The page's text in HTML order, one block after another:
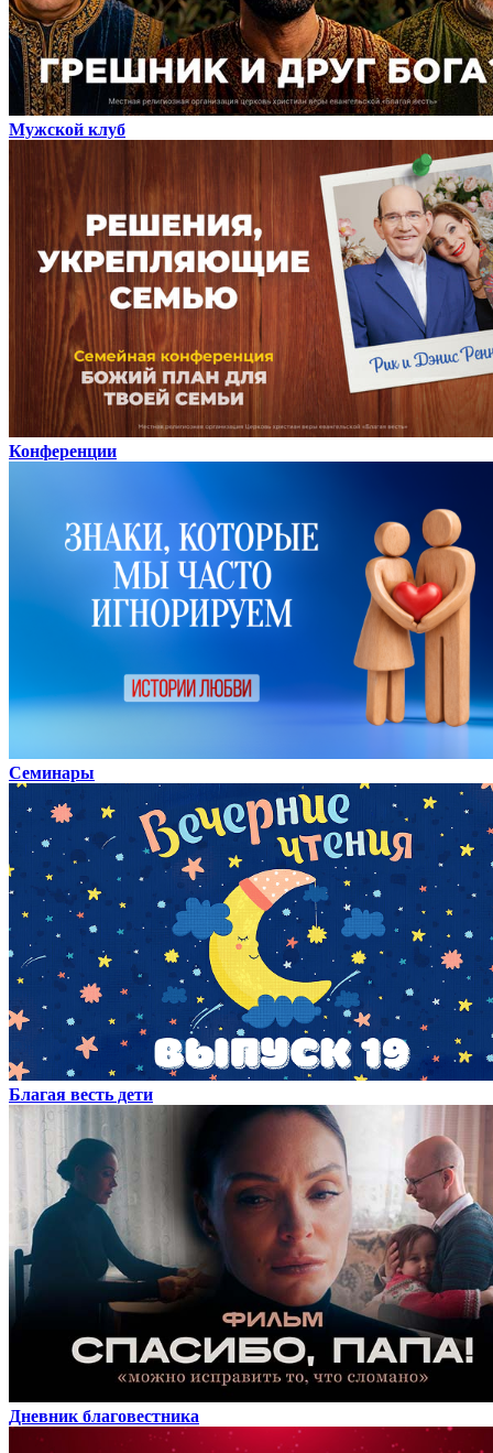
Мужской клуб
Конференции
Семинары
Благая весть дети
Дневник благовестника